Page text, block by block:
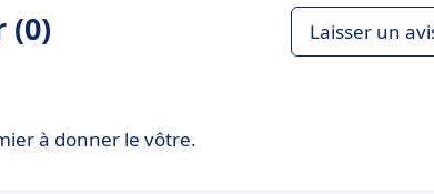
(0) Laisser un
à donner le vôtre.